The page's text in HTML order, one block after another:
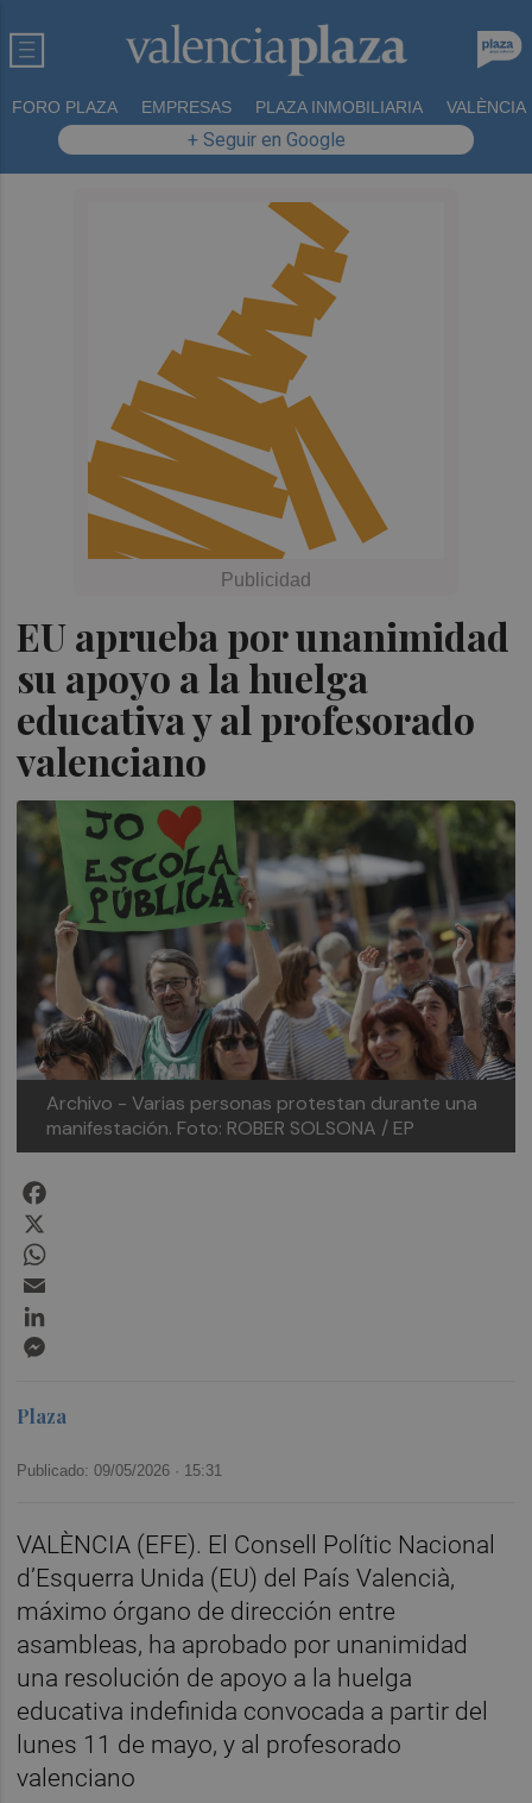
FORO PLAZA EMPRESAS PLAZA INMOBILIARIA VALÈNCIA
+ Seguir en Google
EU aprueba por unanimidad
su apoyo a la huelga
educativa y al profesorado
valenciano
Archivo - Varias personas protestan durante una
manifestación. Foto: ROBER SOLSONA / EP
Plaza
Publicado: 09/05/2026 · 15:31
VALÈNCIA (EFE). El Consell Polític Nacional
d’Esquerra Unida (EU) del País Valencià,
máximo órgano de dirección entre
asambleas, ha aprobado por unanimidad
una resolución de apoyo a la huelga
educativa indefinida convocada a partir del
lunes 11 de mayo, y al profesorado
valenciano